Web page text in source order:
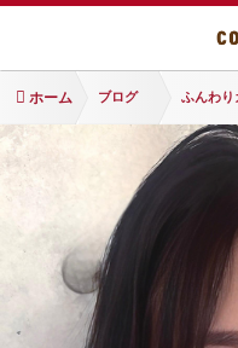
ホーム ブログ ふんわり